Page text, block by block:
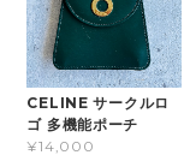
CELINE サークルロ
ゴ 多機能ポーチ
¥14,000